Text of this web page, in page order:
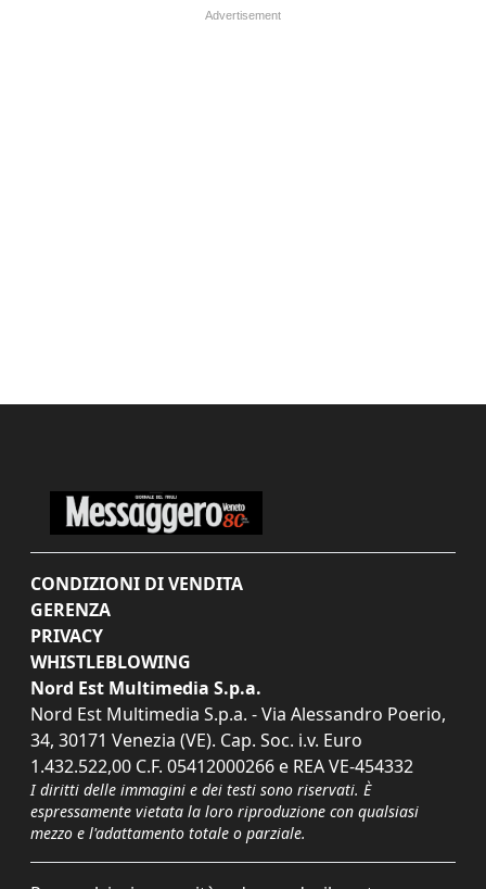
CONDIZIONI DI VENDITA
GERENZA
PRIVACY
WHISTLEBLOWING
Nord Est Multimedia S.p.a.
Nord Est Multimedia S.p.a. - Via Alessandro Poerio,
34, 30171 Venezia (VE). Cap. Soc. i.v. Euro
1.432.522,00 C.F. 05412000266 e REA VE-454332
I diritti delle immagini e dei testi sono riservati. È
espressamente vietata la loro riproduzione con qualsiasi
mezzo e l'adattamento totale o parziale.